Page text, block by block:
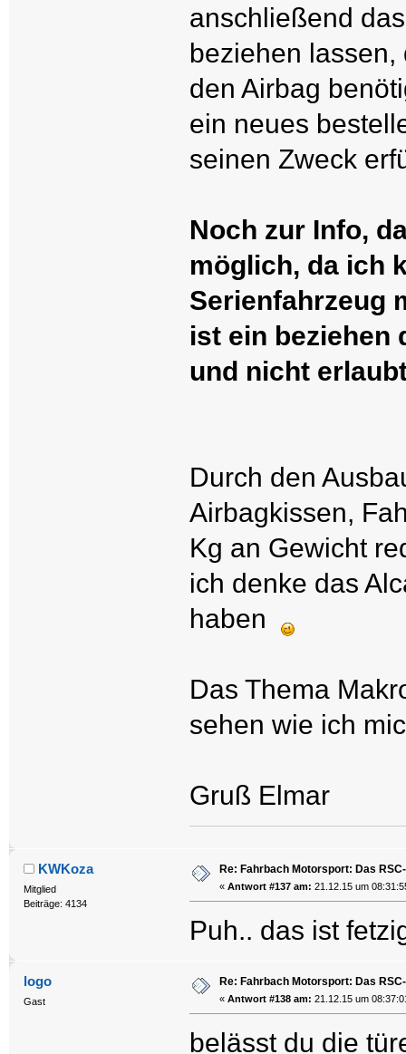
anschließend
beziehen lassen,
den Airbag
ein neues
seinen Zweck
Noch zur Info,
möglich, da ich
Serienfahrzeug
ist ein beziehen
und nicht
Durch den
Airbagkissen,
Kg an Gewicht
ich denke das
haben
Das Thema
sehen wie ich
Gruß Elmar
KWKoza
Mitglied
Beiträge: 4134
Re: Fahrbach Motorsport: Das
« Antwort #137 am: 21.12.15 um
Puh.. das ist
logo
Gast
Re: Fahrbach Motorsport: Das
« Antwort #138 am: 21.12.15 um
belässt du die